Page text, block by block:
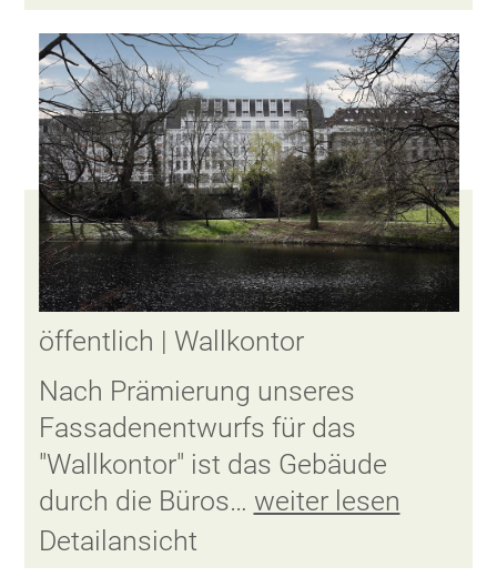
öffentlich | Wallkontor
Nach Prämierung unseres
Fassadenentwurfs für das
"Wallkontor" ist das Gebäude
durch die Büros… weiter lesen
Detailansicht